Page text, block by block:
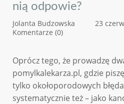
nią odpowie?
Jolanta Budzowska
23
Komentarze (0)
Oprócz tego, że prowadzę
pomylkalekarza.pl, gdzie
tylko okołoporodowych
systematycznie też – jako